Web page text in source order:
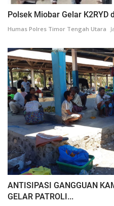
Polsek Miobar Gelar K2RYD
Humas Polres Timor Tengah Utara
ANTISIPASI GANGGUAN
GELAR PATROLI...